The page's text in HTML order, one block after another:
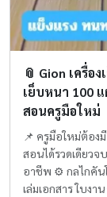
📎 Gion เครื่อ
เย็บหนา 100
สอนครูมือใหม่
📌 ครูมือใหม่ต้อง
สอนได้รวดเดียวจ
อาชีพ ⚙️ กลไกคันโ
เล่มเอกสาร ใบง